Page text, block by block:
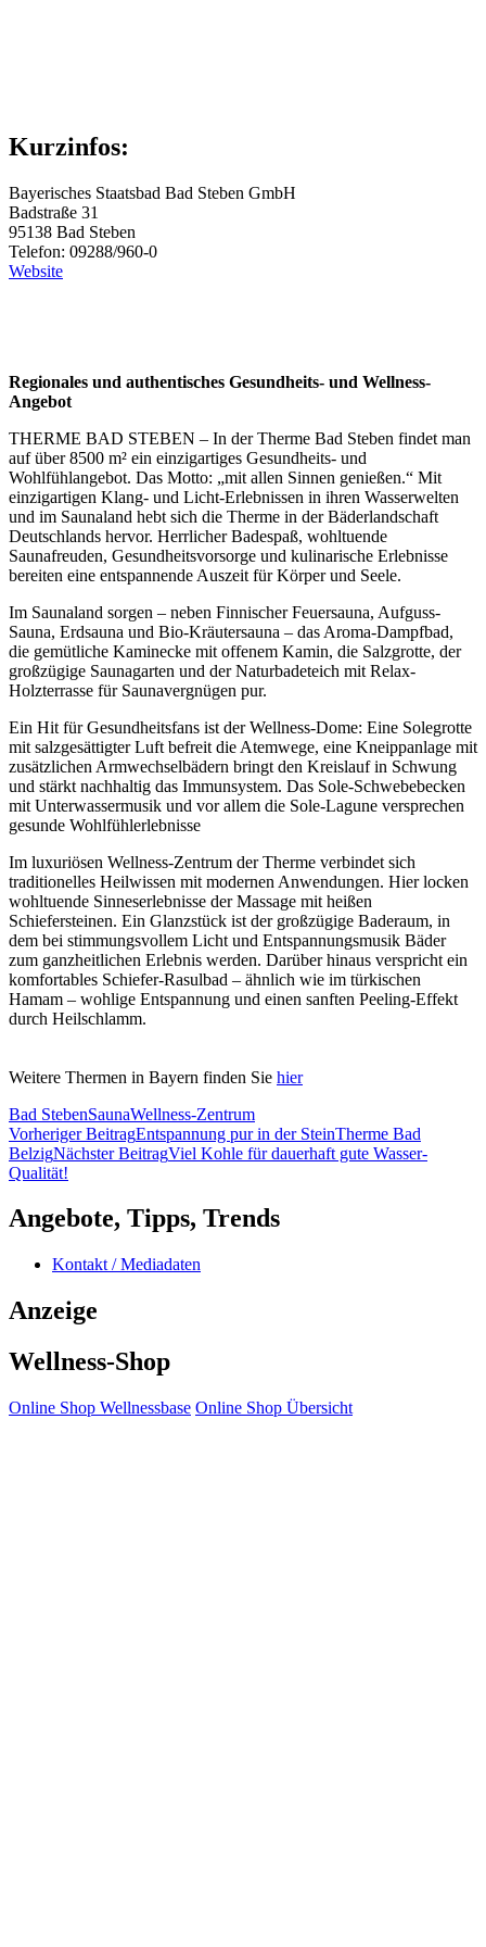
Kurzinfos:
Bayerisches Staatsbad Bad Steben GmbH
Badstraße 31
95138 Bad Steben
Telefon: 09288/960-0
Website
Regionales und authentisches Gesundheits- und Wellness-
Angebot
THERME BAD STEBEN – In der Therme Bad Steben findet man
auf über 8500 m² ein einzigartiges Gesundheits- und
Wohlfühlangebot. Das Motto: „mit allen Sinnen genießen.“ Mit
einzigartigen Klang- und Licht-Erlebnissen in ihren Wasserwelten
und im Saunaland hebt sich die Therme in der Bäderlandschaft
Deutschlands hervor. Herrlicher Badespaß, wohltuende
Saunafreuden, Gesundheitsvorsorge und kulinarische Erlebnisse
bereiten eine entspannende Auszeit für Körper und Seele.
Im Saunaland sorgen – neben Finnischer Feuersauna, Aufguss-
Sauna, Erdsauna und Bio-Kräutersauna – das Aroma-Dampfbad,
die gemütliche Kaminecke mit offenem Kamin, die Salzgrotte, der
großzügige Saunagarten und der Naturbadeteich mit Relax-
Holzterrasse für Saunavergnügen pur.
Ein Hit für Gesundheitsfans ist der Wellness-Dome: Eine Solegrotte
mit salzgesättigter Luft befreit die Atemwege, eine Kneippanlage mit
zusätzlichen Armwechselbädern bringt den Kreislauf in Schwung
und stärkt nachhaltig das Immunsystem. Das Sole-Schwebebecken
mit Unterwassermusik und vor allem die Sole-Lagune versprechen
gesunde Wohlfühlerlebnisse
Im luxuriösen Wellness-Zentrum der Therme verbindet sich
traditionelles Heilwissen mit modernen Anwendungen. Hier locken
wohltuende Sinneserlebnisse der Massage mit heißen
Schiefersteinen. Ein Glanzstück ist der großzügige Baderaum, in
dem bei stimmungsvollem Licht und Entspannungsmusik Bäder
zum ganzheitlichen Erlebnis werden. Darüber hinaus verspricht ein
komfortables Schiefer-Rasulbad – ähnlich wie im türkischen
Hamam – wohlige Entspannung und einen sanften Peeling-Effekt
durch Heilschlamm.
Weitere Thermen in Bayern finden Sie hier
Bad StebenSaunaWellness-Zentrum
Beitragsnavigation
Vorheriger BeitragEntspannung pur in der SteinTherme Bad
BelzigNächster BeitragViel Kohle für dauerhaft gute Wasser-
Qualität!
Angebote, Tipps, Trends
Kontakt / Mediadaten
Anzeige
Wellness-Shop
Online Shop Wellnessbase Online Shop Übersicht